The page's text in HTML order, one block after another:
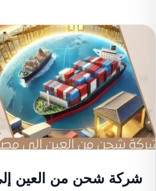
شركة شحن من العين